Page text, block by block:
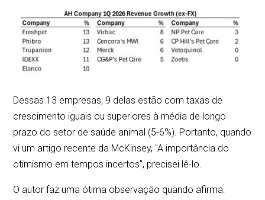
Dessas 13 empresas, 9 delas estão com taxas de
crescimento iguais ou superiores à média de longo
prazo do setor de saúde animal (5-6%). Portanto, quando
vi um artigo recente da McKinsey, "A importância do
otimismo em tempos incertos", precisei lê-lo.
O autor faz uma ótima observação quando afirma: